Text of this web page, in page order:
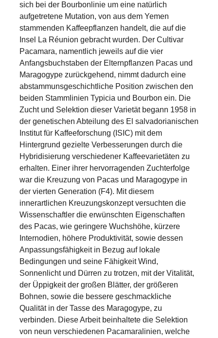
sich bei der Bourbonlinie um eine natürlich
aufgetretene Mutation, von aus dem Yemen
stammenden Kaffeepflanzen handelt, die auf die
Insel La Réunion gebracht wurden. Der Cultivar
Pacamara, namentlich jeweils auf die vier
Anfangsbuchstaben der Elternpflanzen Pacas und
Maragogype zurückgehend, nimmt dadurch eine
abstammunsgeschichtliche Position zwischen den
beiden Stammlinien Typicia und Bourbon ein. Die
Zucht und Selektion dieser Varietät begann 1958 in
der genetischen Abteilung des El salvadorianischen
Institut für Kaffeeforschung (ISIC) mit dem
Hintergrund gezielte Verbesserungen durch die
Hybridisierung verschiedener Kaffeevarietäten zu
erhalten. Einer ihrer hervorragenden Zuchterfolge
war die Kreuzung von Pacas und Maragogype in
der vierten Generation (F4). Mit diesem
innerartlichen Kreuzungskonzept versuchten die
Wissenschaftler die erwünschten Eigenschaften
des Pacas, wie geringere Wuchshöhe, kürzere
Internodien, höhere Produktivität, sowie dessen
Anpassungsfähigkeit in Bezug auf lokale
Bedingungen und seine Fähigkeit Wind,
Sonnenlicht und Dürren zu trotzen, mit der Vitalität,
der Üppigkeit der großen Blätter, der größeren
Bohnen, sowie die bessere geschmackliche
Qualität in der Tasse des Maragogype, zu
verbinden. Diese Arbeit beinhaltete die Selektion
von neun verschiedenen Pacamaralinien, welche